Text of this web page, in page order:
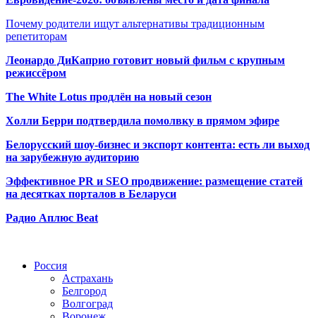
Почему родители ищут альтернативы традиционным
репетиторам
Леонардо ДиКаприо готовит новый фильм с крупным
режиссёром
The White Lotus продлён на новый сезон
Холли Берри подтвердила помолвку в прямом эфире
Белорусский шоу-бизнес и экспорт контента: есть ли выход
на зарубежную аудиторию
Эффективное PR и SEO продвижение: размещение статей
на десятках порталов в Беларуси
Радио Аплюс Beat
Россия
Астрахань
Белгород
Волгоград